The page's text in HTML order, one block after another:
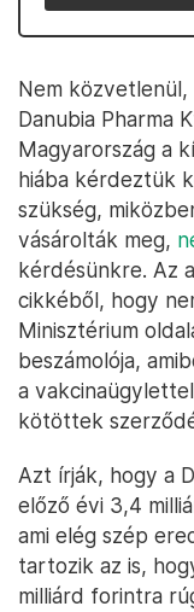
Nem
Danubia Pharma
Magyarország a
hiába kérdeztük
szükség,
vásárolták meg,
kérdésünkre. Az
cikkéből, hogy
Minisztérium
beszámolója,
a
kötöttek
Azt írják, hogy a
előző évi 3,4
ami elég szép
tartozik az is,
milliárd forintra